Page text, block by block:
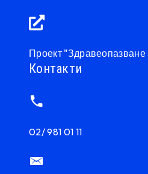
Проект "Здравеопазване
Контакти
02/ 981 01 11